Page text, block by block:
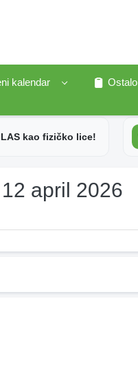
kalendar
Ostalo
kao fizičko lice!
april 2026